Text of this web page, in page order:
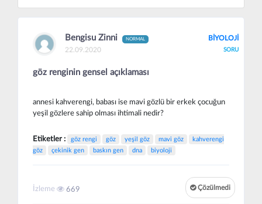
Bengisu Zinni NORMAL
22.09.2020
BİYOLOJİ
SORU
göz renginin gensel açıklaması
annesi kahverengi, babası ise mavi gözlü bir erkek çocuğun
yeşil gözlere sahip olması ihtimali nedir?
Etiketler : göz rengi göz yeşil göz mavi göz
kahverengi
göz
çekinik gen baskın gen dna biyoloji
Çözülmedi
İzleme 669